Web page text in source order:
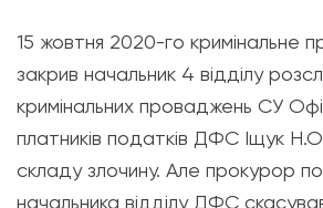
15 жовтня 2020-го кримінальне
закрив начальник 4 відділу
кримінальних проваджень СУ
платників податків ДФС Іщук
складу злочину. Але прокурор
начальника відділу ДФС